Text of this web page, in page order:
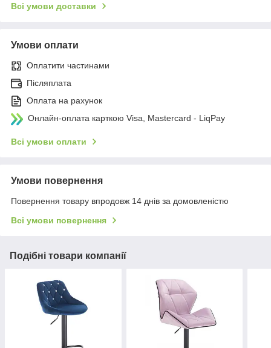
Всі умови доставки
Умови оплати
Оплатити частинами
Післяплата
Оплата на рахунок
Онлайн-оплата карткою Visa, Mastercard - LiqPay
Всі умови оплати
Умови повернення
Повернення товару впродовж 14 днів за домовленістю
Всі умови повернення
Подібні товари компанії